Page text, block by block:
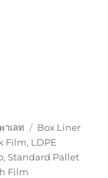
าเลท Tags
Box Liner
Film, LDPE
,Standard Pallet
Film